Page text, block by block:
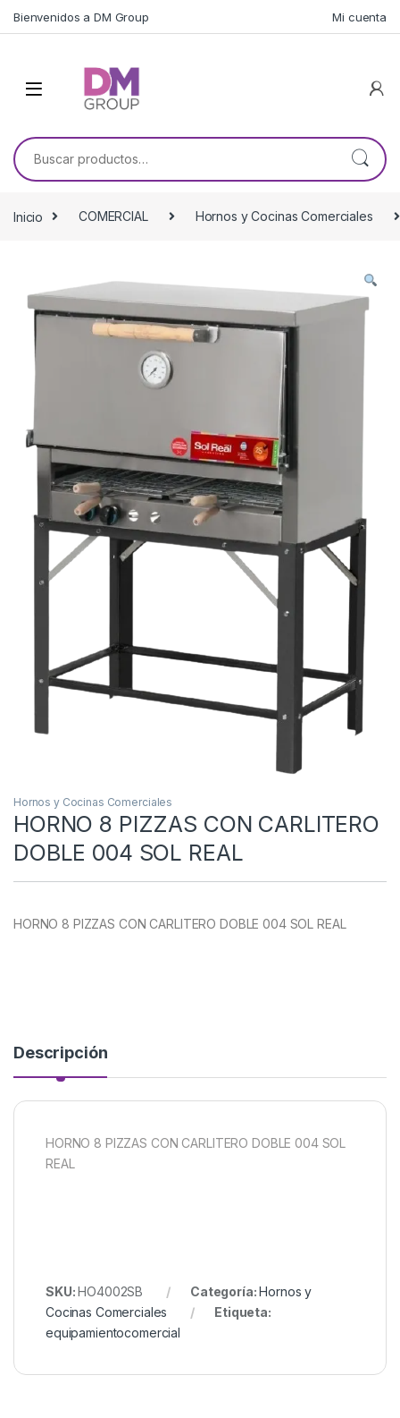
Bienvenidos a DM Group Mi cuenta
Buscar por:
Inicio COMERCIAL Hornos y Cocinas Comerciales
Hornos y Cocinas Comerciales
HORNO 8 PIZZAS CON CARLITERO
DOBLE 004 SOL REAL
HORNO 8 PIZZAS CON CARLITERO DOBLE 004 SOL REAL
Descripción
HORNO 8 PIZZAS CON CARLITERO DOBLE 004 SOL
REAL
SKU:HO4002SB Categoría:Hornos y
Cocinas Comerciales
Etiqueta:
equipamientocomercial